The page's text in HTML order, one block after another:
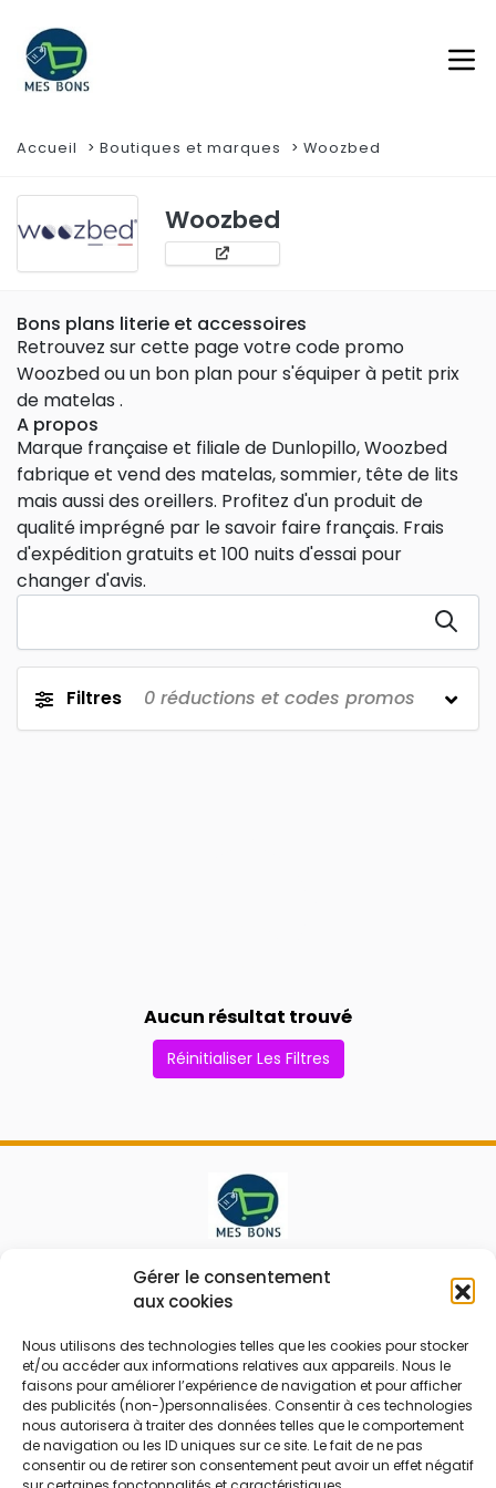
Gérer le consentement
aux cookies
Nous utilisons des technologies telles que les cookies pour stocker
et/ou accéder aux informations relatives aux appareils. Nous le
faisons pour améliorer l’expérience de navigation et pour afficher
des publicités (non-)personnalisées. Consentir à ces technologies
nous autorisera à traiter des données telles que le comportement
de navigation ou les ID uniques sur ce site. Le fait de ne pas
consentir ou de retirer son consentement peut avoir un effet négatif
Accueil Boutiques et marques Woozbed
Woozbed
Bons plans literie et accessoires
Retrouvez sur cette page votre code promo
Woozbed ou un bon plan pour s'équiper à petit prix
de matelas .
A propos
Marque française et filiale de Dunlopillo, Woozbed
fabrique et vend des matelas, sommier, tête de lits
mais aussi des oreillers. Profitez d'un produit de
qualité imprégné par le savoir faire français. Frais
d'expédition gratuits et 100 nuits d'essai pour
changer d'avis.
Filtres 0 réductions et codes promos
Aucun résultat trouvé
Réinitialiser Les Filtres
Le prix peut être réduit !
FAQ
Qui sommes nous
Contactez-nous
Mentions légales
Code réduction
Bons plans
Soldes
French Days